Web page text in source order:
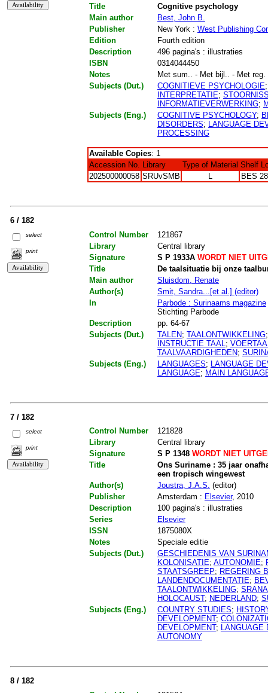
Title
Cognitive psychology
Main author
Best, John B.
Publisher
New York : West Publishing
Edition
Fourth edition
Description
496 pagina's : illustraties
ISBN
0314044450
Notes
Met sum.. - Met bijl.. - Met reg.
Subjects (Dut.)
COGNITIEVE PSYCHOLOGIE
INTERPRETATIE;
INFORMATIEVERWERKING;
Subjects (Eng.)
COGNITIVE PSYCHOLOGY;
DISORDERS;
LANGUAGE
PROCESSING
Available Copies: 1
Accession No.
Library Type of Material Shelf
202500000058 SRUvSMB BES
6 / 182
select
print
Control Number
121867
Library
Central library
Signature
S P 1933AWORDT NIET
Title
De taalsituatie bij onze
Main author
Sluisdom, Renate
Author(s)
Smit, Sandra...[et al.] (editor)
In
Parbode : Surinaams magazine
Stichting Parbode
Description
pp. 64-67
Subjects (Dut.)
TALEN; TAALONTWIKKELING
INSTRUCTIE TAAL ;
TAALVAARDIGHEDEN;
Subjects (Eng.)
LANGUAGES; LANGUAGE
LANGUAGE; MAIN
7 / 182
select
print
Control Number
121828
Library
Central library
Signature
S P 1348WORDT NIET
Title
Ons Suriname : 35 jaar
een tropisch wingewest
Author(s)
Joustra, J.A.S. (editor)
Publisher
Amsterdam : Elsevier, 2010
Description
100 pagina's : illustraties
Series
Elsevier
ISSN
1875080X
Notes
Speciale editie
Subjects (Dut.)
GESCHIEDENIS VAN
KOLONISATIE; AUTONOMIE;
STAATSGREEP; REGERING
LANDENDOCUMENTATIE;
TAALONTWIKKELING;
HOLOCAUST; NEDERLAND;
Subjects (Eng.)
COUNTRY STUDIES;
DEVELOPMENT;
DEVELOPMENT; LANGUAGE
AUTONOMY
8 / 182